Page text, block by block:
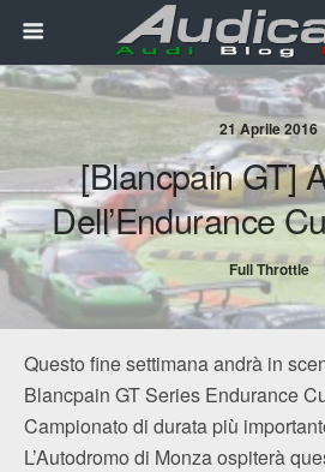
21 Aprile 2016
[Blancpain GT]
Dell’Endurance
Full Throttle
Questo fine settimana andrà in
Blancpain GT Series Endurance
Campionato di durata più
L’Autodromo di Monza ospiterà